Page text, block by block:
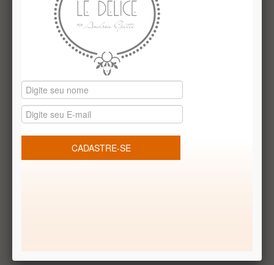
Quem Somos
Le Délice Atelier
Lista de comparação
Vale presentes
Produtos temáticos
REDES SOCIAIS